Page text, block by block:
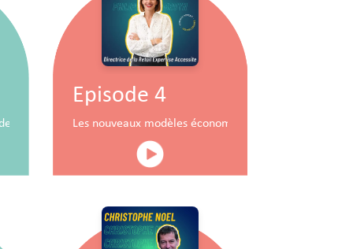
commerce
Episode 4
Les nouveaux modèles économiques pour les centres